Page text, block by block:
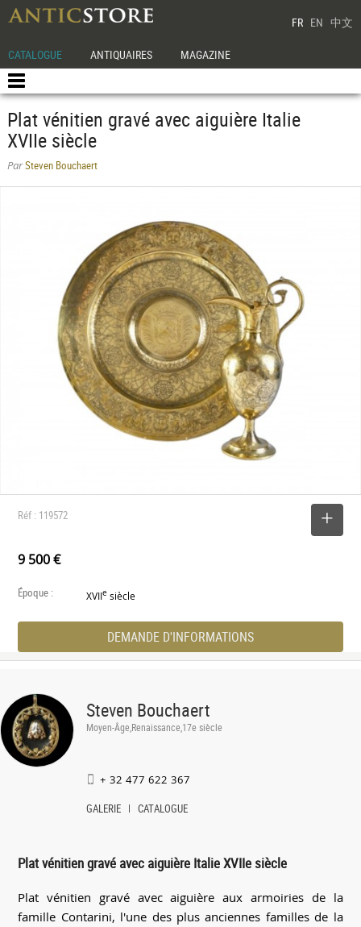
FR EN 中文
CATALOGUE ANTIQUAIRES MAGAZINE
Plat vénitien gravé avec aiguière Italie
XVIIe siècle
ParSteven Bouchaert
Réf : 119572
9 500 €
Époque : XVIIe siècle
DEMANDE D'INFORMATIONS
Steven Bouchaert
Moyen-Âge,Renaissance,17e siècle
+ 32 477 622 367
GALERIE CATALOGUE
Plat vénitien gravé avec aiguière Italie XVIIe siècle
Plat vénitien gravé avec aiguière aux armoiries de la
famille Contarini, l'une des plus anciennes familles de la